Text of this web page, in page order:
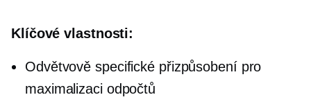
Klíčové vlastnosti:
Odvětvově specifické přizpůsobení pro
maximalizaci odpočtů